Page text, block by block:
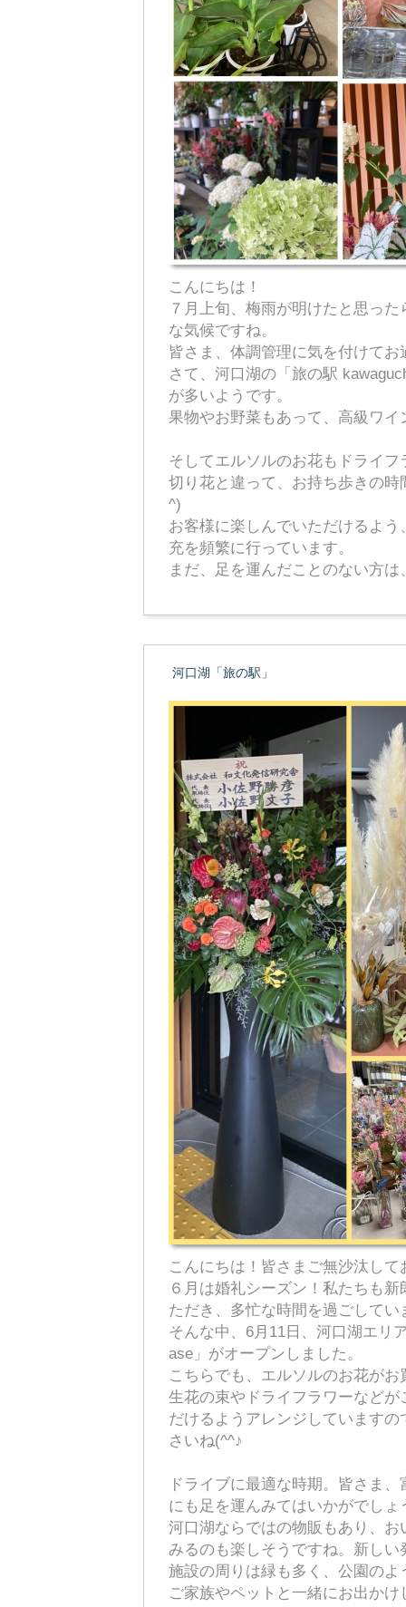
こんにちは！
７月上旬、梅雨が明けたと思っ
な気候ですね。
皆さま、体調管理に気を付けてお
さて、河口湖の「旅の駅
が多いようです。
果物やお野菜もあって、高級ワ
そしてエルソルのお花もドライ
切り花と違って、お持ち歩きの
^)
お客様に楽しんでいただけるよ
充を頻繁に行っています。
まだ、足を運んだことのない方
河口湖「旅の駅」
こんにちは！皆さまご無沙汰して
６月は婚礼シーズン！私たちも
ただき、多忙な時間を過ごしてい
そんな中、6月11日、河口湖エリ
ase」がオープンしました。
こちらでも、エルソルのお花が
生花の束やドライフラワーなど
だけるようアレンジしています
さいね(^^♪
ドライブに最適な時期。皆さま
にも足を運んみてはいかがでしょ
河口湖ならではの物販もあり、
みるのも楽しそうですね。新し
施設の周りは緑も多く、公園のよ
ご家族やペットと一緒にお出か